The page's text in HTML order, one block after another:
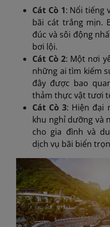
Cát Cò 1: Nổi tiếng
bãi cát trắng mịn.
đúc và sôi động
bơi lội.
Cát Cò 2: Một nơi
những ai tìm kiếm
đây được bao
thảm thực vật tươi
Cát Cò 3: Hiện đại
khu nghỉ dưỡng và
cho gia đình và
dịch vụ bãi biển